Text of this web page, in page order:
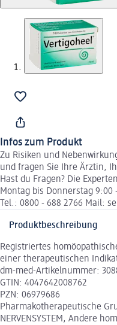
Infos zum Produkt
Zu Risiken und
und fragen Sie Ihre Ärztin,
Hast du Fragen? Die
Montag bis Donnerstag 9:00
Tel.: 0800 - 688 2766 Mail:
Produktbeschreibung
Registriertes
einer therapeutischen
dm-med-Artikelnummer:
GTIN: 4047642008762
PZN: 06979686
Pharmakotherapeutische
NERVENSYSTEM, Andere